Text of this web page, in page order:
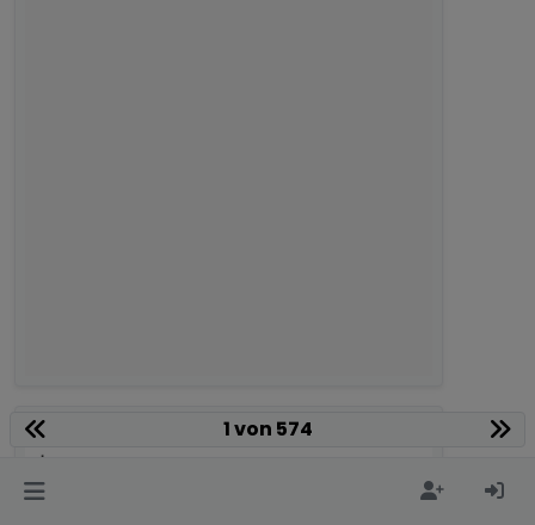
1 von 574